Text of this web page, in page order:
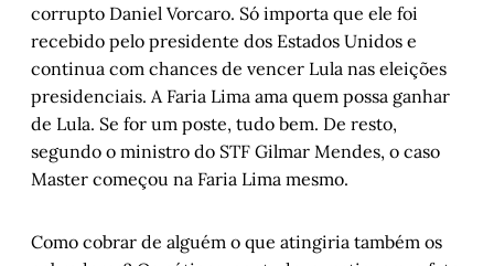
corrupto Daniel Vorcaro. Só importa que ele foi
recebido pelo presidente dos Estados Unidos e
continua com chances de vencer Lula nas eleições
presidenciais. A Faria Lima ama quem possa ganhar
de Lula. Se for um poste, tudo bem. De resto,
segundo o ministro do STF Gilmar Mendes, o caso
Master começou na Faria Lima mesmo.
Como cobrar de alguém o que atingiria também os